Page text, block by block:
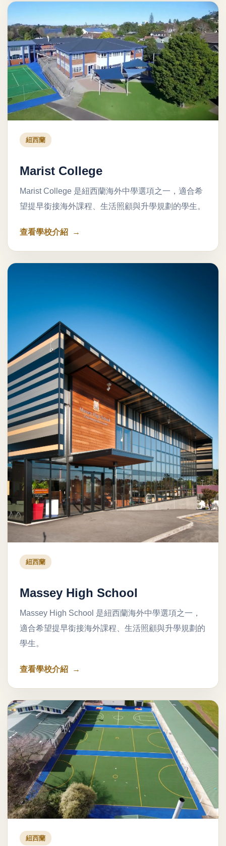
紐西蘭
Marist College
Marist College 是紐西蘭海外中學選項之一，適合希
望提早銜接海外課程、生活照顧與升學規劃的學生。
查看學校介紹
紐西蘭
Massey High School
Massey High School 是紐西蘭海外中學選項之一，
適合希望提早銜接海外課程、生活照顧與升學規劃的
學生。
查看學校介紹
紐西蘭